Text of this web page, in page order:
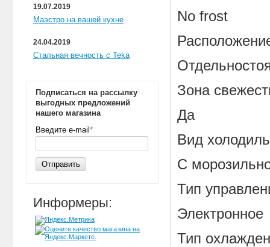
19.07.2019
Маэстро на вашей кухне
24.04.2019
Стальная вечность с Teka
Подписаться на рассылку
выгодных предложений
нашего магазина
Введите e-mail *
Отправить
Информеры:
No frost
Зона
Да
Вид
С
Тип
Электронное
Тип